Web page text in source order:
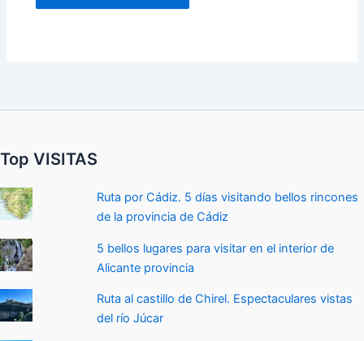
Top VISITAS
Ruta por Cádiz. 5 días visitando bellos rincones
de la provincia de Cádiz
5 bellos lugares para visitar en el interior de
Alicante provincia
Ruta al castillo de Chirel. Espectaculares vistas
del río Júcar